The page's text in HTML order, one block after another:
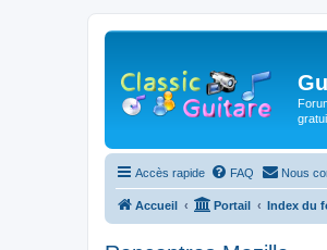
Accès rapide FAQ Nous
Accueil Portail Index du